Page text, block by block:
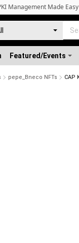
Featured/Events
pepe_Bneco NFTs
Management Made Easy